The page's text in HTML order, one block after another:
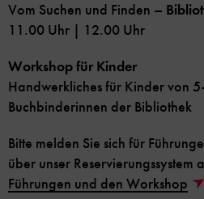
Vom Suchen und Finden –
11.00 Uhr | 12.00 Uhr
Workshop für Kinder
Handwerkliches für Kinder von
Buchbinderinnen der Bibliothek
Bitte melden Sie sich für
über unser Reservierungssystem
Führungen und den Workshop